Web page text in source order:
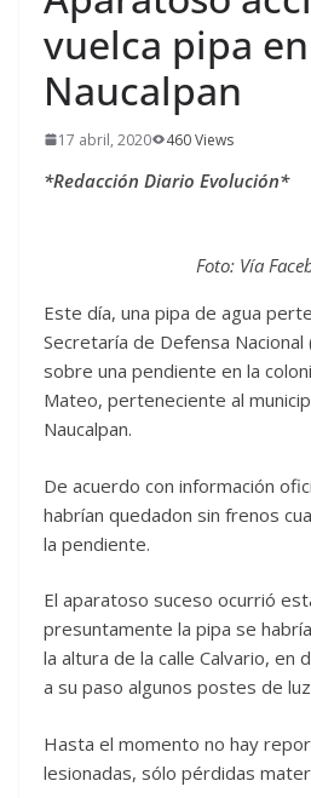
vuelca pipa en
Naucalpan
17 abril, 2020 460 Views
*Redacción Diario Evolución*
Foto: Vía
Este día, una pipa de agua
Secretaría de Defensa Nacional
sobre una pendiente en la
Mateo, perteneciente al
Naucalpan.
De acuerdo con información
habrían quedadon sin frenos
la pendiente.
El aparatoso suceso ocurrió
presuntamente la pipa se
la altura de la calle Calvario, en
a su paso algunos postes de
Hasta el momento no hay
lesionadas, sólo pérdidas